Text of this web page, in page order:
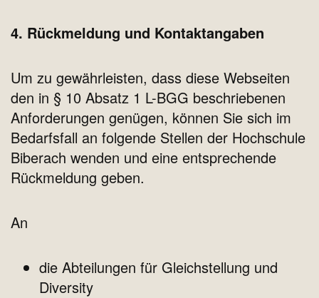
4. Rückmeldung und Kontaktangaben
Um zu gewährleisten, dass diese Webseiten
den in § 10 Absatz 1 L-BGG beschriebenen
Anforderungen genügen, können Sie sich im
Bedarfsfall an folgende Stellen der Hochschule
Biberach wenden und eine entsprechende
Rückmeldung geben.
An
die Abteilungen für Gleichstellung und
Diversity